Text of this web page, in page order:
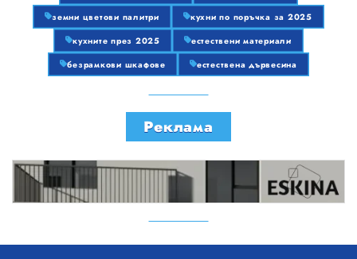
земни цветови палитри
кухни по поръчка за 2025
кухните през 2025
естествени материали
безрамкови шкафове
естествена дървесина
Реклама